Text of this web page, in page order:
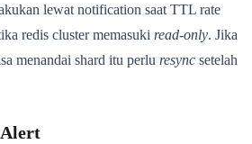
lewat notification saat TTL rate
redis cluster memasuki read-only. Jika
menandai shard itu perlu resync setelah